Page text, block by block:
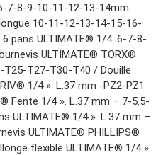
7-8-9-10-11-12-13-14mm
10-11-12-13-14-15-16-
pans ULTIMATE® 1/4. 6-7-8-
ULTIMATE® TORX®
T25-T27-T30-T40 / Douille
1/4 ». L.37 mm -PZ2-PZ1
Fente 1/4 ». L.37 mm – 7-5.5-
ULTIMATE® 1/4 ». L.37 mm –
ULTIMATE® PHILLIPS®
flexible ULTIMATE® 1/4 ».